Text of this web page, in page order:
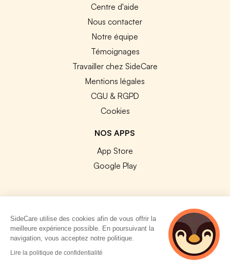
Centre d'aide
Nous contacter
Notre équipe
Témoignages
Travailler chez SideCare
Mentions légales
CGU & RGPD
Cookies
NOS APPS
App Store
Google Play
© 2026 SideCare. Tous droits réservés.
SideCare utilise des cookies afin de vous offrir la
meilleure expérience possible. En poursuivant la
navigation, vous acceptez notre politique.
Lire la politique de confidentialité
4 personnes
consultent